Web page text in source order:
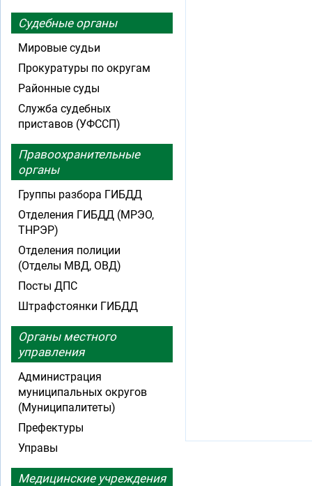
Судебные органы
Мировые судьи
Прокуратуры по округам
Районные суды
Служба судебных
приставов (УФССП)
Правоохранительные
органы
Группы разбора ГИБДД
Отделения ГИБДД (МРЭО,
ТНРЭР)
Отделения полиции
(Отделы МВД, ОВД)
Посты ДПС
Штрафстоянки ГИБДД
Органы местного
управления
Администрация
муниципальных округов
(Муниципалитеты)
Префектуры
Управы
Медицинские учреждения